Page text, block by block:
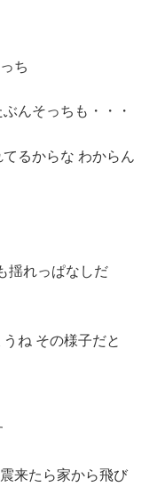
ち
んそっちも・・・
るからな わからん
揺れっぱなしだ
ね その様子だと
来たら家から飛び